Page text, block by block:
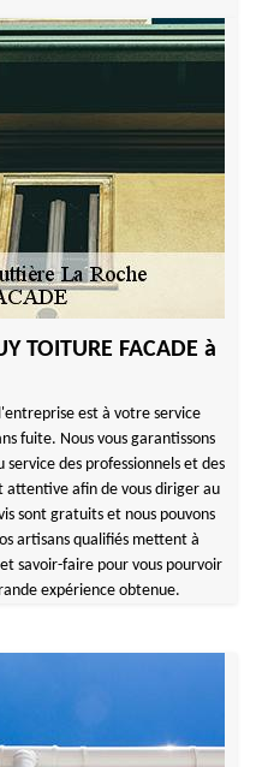
TOITURE FACADE à
est à votre service
fuite. Nous vous garantissons
des professionnels et des
attentive afin de vous diriger au
sont gratuits et nous pouvons
artisans qualifiés mettent à
savoir-faire pour vous pourvoir
expérience obtenue.